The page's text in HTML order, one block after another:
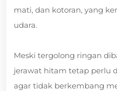
mati, dan kotoran, yang
udara.
Meski tergolong ringan
jerawat hitam tetap perlu
agar tidak berkembang